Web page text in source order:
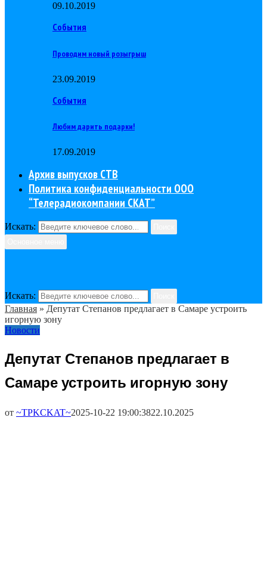
09.10.2019
События
Проводим новый розыгрыш
23.09.2019
События
Любим дарить подарки!
17.09.2019
Архив выпусков СТВ
Политика конфиденциальности ООО
“Телерадиокомпании СКАТ”
Искать:
Искать:
Главная » Депутат Степанов предлагает в Самаре устроить
игорную зону
Новости
Депутат Степанов предлагает в
Самаре устроить игорную зону
от ~TPKCKAT~2025-10-22 19:00:3822.10.2025